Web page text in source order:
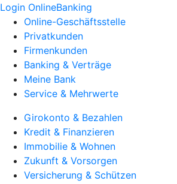
Login OnlineBanking
Online-Geschäftsstelle
Privatkunden
Firmenkunden
Banking & Verträge
Meine Bank
Service & Mehrwerte
Girokonto & Bezahlen
Kredit & Finanzieren
Immobilie & Wohnen
Zukunft & Vorsorgen
Versicherung & Schützen